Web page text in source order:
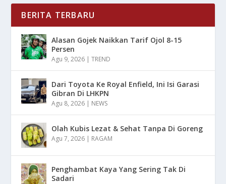
BERITA TERBARU
Alasan Gojek Naikkan Tarif Ojol 8-15
Persen
Agu 9, 2026 |TREND
Dari Toyota Ke Royal Enfield, Ini Isi Garasi
Gibran Di LHKPN
Agu 8, 2026 | NEWS
Olah Kubis Lezat & Sehat Tanpa Di Goreng
Agu 7, 2026 | RAGAM
Penghambat Kaya Yang Sering Tak Di
Sadari